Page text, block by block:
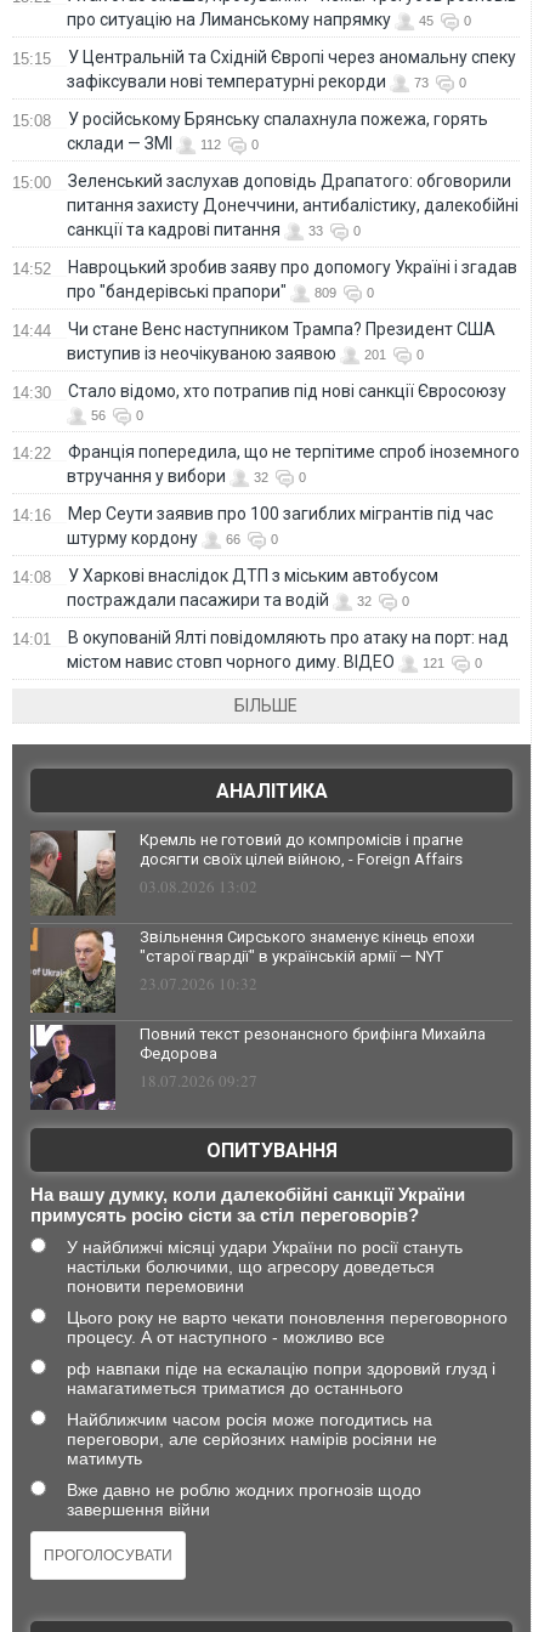
про ситуацію на Лиманському напрямку
45 0
15:15
У Центральній та Східній Європі через аномальну спеку
зафіксували нові температурні рекорди
73 0
15:08
У російському Брянську спалахнула пожежа, горять
склади — ЗМІ
112 0
15:00
Зеленський заслухав доповідь Драпатого: обговорили
питання захисту Донеччини, антибалістику, далекобійні
санкції та кадрові питання
33 0
14:52
Навроцький зробив заяву про допомогу Україні і згадав
про "бандерівські прапори"
809 0
14:44
Чи стане Венс наступником Трампа? Президент США
виступив із неочікуваною заявою
201 0
14:30 Стало відомо, хто потрапив під нові санкції Євросоюзу
56 0
14:22
Франція попередила, що не терпітиме спроб іноземного
втручання у вибори
32 0
14:16
Мер Сеути заявив про 100 загиблих мігрантів під час
штурму кордону
66 0
14:08
У Харкові внаслідок ДТП з міським автобусом
постраждали пасажири та водій
32 0
14:01
В окупованій Ялті повідомляють про атаку на порт: над
містом навис стовп чорного диму. ВІДЕО
121 0
БІЛЬШЕ
АНАЛІТИКА
Кремль не готовий до компромісів і прагне
досягти своїх цілей війною, - Foreign Affairs
03.08.2026 13:02
Звільнення Сирського знаменує кінець епохи
"старої гвардії" в українській армії — NYT
23.07.2026 10:32
Повний текст резонансного брифінга Михайла
Федорова
18.07.2026 09:27
ОПИТУВАННЯ
На вашу думку, коли далекобійні санкції України
примусять росію сісти за стіл переговорів?
У найближчі місяці удари України по росії стануть
настільки болючими, що агресору доведеться
поновити перемовини
Цього року не варто чекати поновлення переговорного
процесу. А от наступного - можливо все
рф навпаки піде на ескалацію попри здоровий глузд і
намагатиметься триматися до останнього
Найближчим часом росія може погодитись на
переговори, але серйозних намірів росіяни не
матимуть
Вже давно не роблю жодних прогнозів щодо
завершення війни